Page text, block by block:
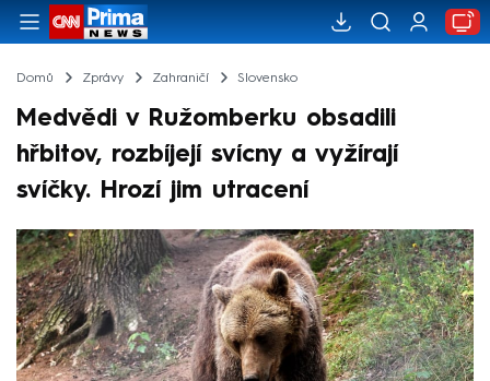
Domů Zprávy Zahraničí Slovensko
Medvědi v Ružomberku obsadili
hřbitov, rozbíjejí svícny a vyžírají
svíčky. Hrozí jim utracení